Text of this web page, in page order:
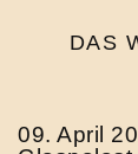
DAS
09. April